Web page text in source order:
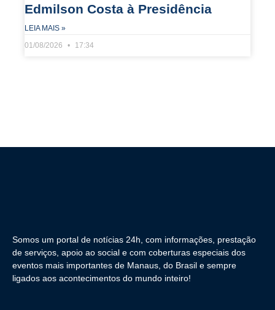
Edmilson Costa à Presidência
LEIA MAIS »
01/08/2026
17:34
Somos um portal de notícias 24h, com informações, prestação
de serviços, apoio ao social e com coberturas especiais dos
eventos mais importantes de Manaus, do Brasil e sempre
ligados aos acontecimentos do mundo inteiro!